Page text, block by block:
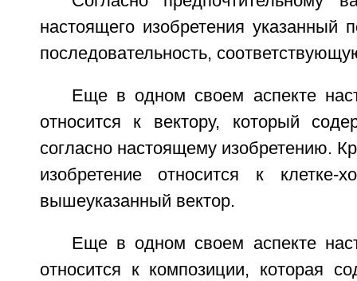
настоящего изобретения указанный
последовательность,
Еще в одном своем аспекте
относится к вектору, который
согласно настоящему изобретению.
изобретение относится к клетке-
вышеуказанный вектор.
Еще в одном своем аспекте
относится к композиции, которая